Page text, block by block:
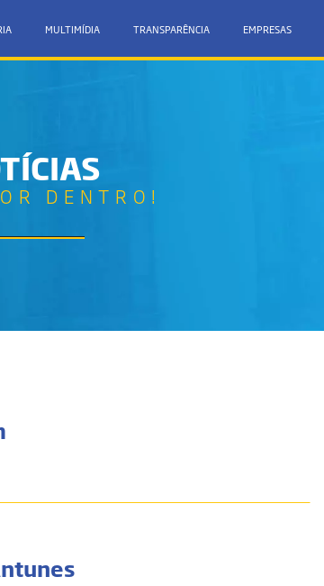
MULTIMÍDIA TRANSPARÊNCIA EMPRESAS
DENTRO!